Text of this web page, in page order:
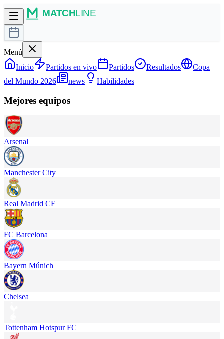
Menú
Inicio
Partidos en vivo Partidos Resultados
Copa
del Mundo 2026
news Habilidades
Mejores equipos
Arsenal
Manchester City
Real Madrid CF
FC Barcelona
Bayern Múnich
Chelsea
Tottenham Hotspur FC